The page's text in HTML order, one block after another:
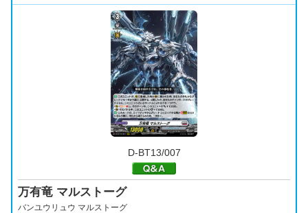
D-BT13/007
万有竜 マルストーグ
バンユウリュウ マルストーグ